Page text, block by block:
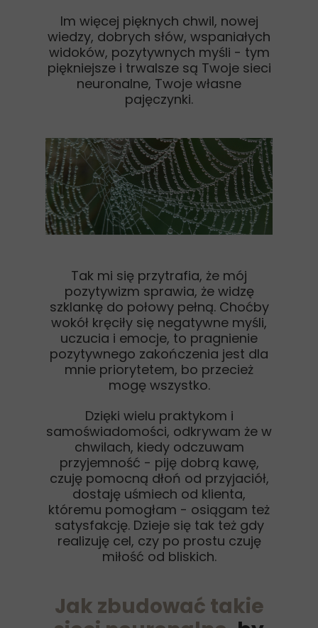
Im więcej pięknych chwil, nowej
wiedzy, dobrych słów, wspaniałych
widoków, pozytywnych myśli - tym
piękniejsze i trwalsze są Twoje sieci
neuronalne, Twoje własne
pajęczynki.
Tak mi się przytrafia, że mój
pozytywizm sprawia, że widzę
szklankę do połowy pełną. Choćby
wokół kręciły się negatywne myśli,
uczucia i emocje, to pragnienie
pozytywnego zakończenia jest dla
mnie priorytetem, bo przecież
mogę wszystko.
Dzięki wielu praktykom i
samoświadomości, odkrywam że w
chwilach, kiedy odczuwam
przyjemność - piję dobrą kawę,
czuję pomocną dłoń od przyjaciół,
dostaję uśmiech od klienta,
któremu pomogłam - osiągam też
satysfakcję. Dzieje się tak też gdy
realizuję cel, czy po prostu czuję
miłość od bliskich.
Jak zbudować takie